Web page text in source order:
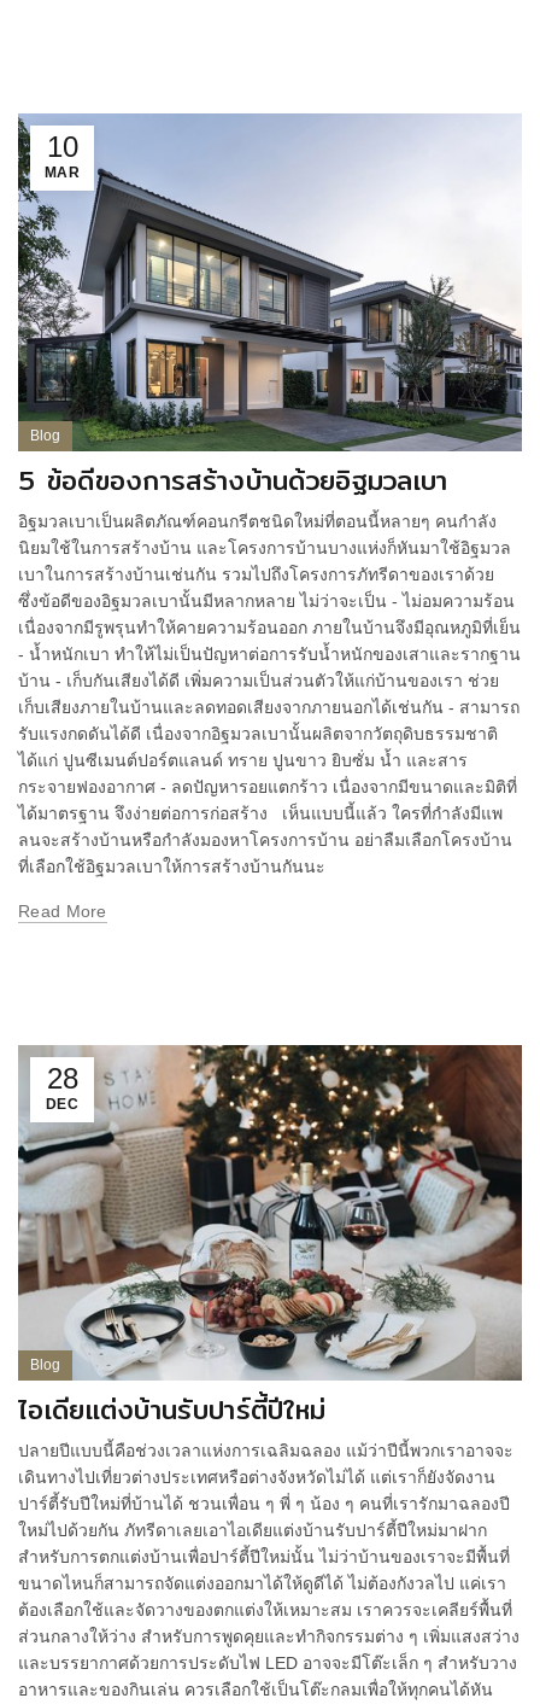
10
MAR
Blog
5 ข้อดีของการสร้างบ้านด้วยอิฐมวลเบา
อิฐมวลเบาเป็นผลิตภัณฑ์คอนกรีตชนิดใหม่ที่ตอนนี้หลายๆ คนกำลัง
นิยมใช้ในการสร้างบ้าน และโครงการบ้านบางแห่งก็หันมาใช้อิฐมวล
เบาในการสร้างบ้านเช่นกัน รวมไปถึงโครงการภัทรีดาของเราด้วย
ซึ่งข้อดีของอิฐมวลเบานั้นมีหลากหลาย ไม่ว่าจะเป็น - ไม่อมความร้อน
เนื่องจากมีรูพรุนทำให้คายความร้อนออก ภายในบ้านจึงมีอุณหภูมิที่เย็น
- น้ำหนักเบา ทำให้ไม่เป็นปัญหาต่อการรับน้ำหนักของเสาและรากฐาน
บ้าน - เก็บกันเสียงได้ดี เพิ่มความเป็นส่วนตัวให้แก่บ้านของเรา ช่วย
เก็บเสียงภายในบ้านและลดทอดเสียงจากภายนอกได้เช่นกัน - สามารถ
รับแรงกดดันได้ดี เนื่องจากอิฐมวลเบานั้นผลิตจากวัตถุดิบธรรมชาติ
ได้แก่ ปูนซีเมนต์ปอร์ตแลนด์ ทราย ปูนขาว ยิบซั่ม น้ำ และสาร
กระจายฟองอากาศ - ลดปัญหารอยแตกร้าว เนื่องจากมีขนาดและมิติที่
ได้มาตรฐาน จึงง่ายต่อการก่อสร้าง เห็นแบบนี้แล้ว ใครที่กำลังมีแพ
ลนจะสร้างบ้านหรือกำลังมองหาโครงการบ้าน อย่าลืมเลือกโครงบ้าน
ที่เลือกใช้อิฐมวลเบาให้การสร้างบ้านกันนะ
Read More
28
DEC
Blog
ไอเดียแต่งบ้านรับปาร์ตี้ปีใหม่
ปลายปีแบบนี้คือช่วงเวลาแห่งการเฉลิมฉลอง แม้ว่าปีนี้พวกเราอาจจะ
เดินทางไปเที่ยวต่างประเทศหรือต่างจังหวัดไม่ได้ แต่เราก็ยังจัดงาน
ปาร์ตี้รับปีใหม่ที่บ้านได้ ชวนเพื่อน ๆ พี่ ๆ น้อง ๆ คนที่เรารักมาฉลองปี
ใหม่ไปด้วยกัน ภัทรีดาเลยเอาไอเดียแต่งบ้านรับปาร์ตี้ปีใหม่มาฝาก
สำหรับการตกแต่งบ้านเพื่อปาร์ตี้ปีใหม่นั้น ไม่ว่าบ้านของเราจะมีพื้นที่
ขนาดไหนก็สามารถจัดแต่งออกมาได้ให้ดูดีได้ ไม่ต้องกังวลไป แค่เรา
ต้องเลือกใช้และจัดวางของตกแต่งให้เหมาะสม เราควรจะเคลียร์พื้นที่
ส่วนกลางให้ว่าง สำหรับการพูดคุยและทำกิจกรรมต่าง ๆ เพิ่มแสงสว่าง
และบรรยากาศด้วยการประดับไฟ LED อาจจะมีโต๊ะเล็ก ๆ สำหรับวาง
อาหารและของกินเล่น ควรเลือกใช้เป็นโต๊ะกลมเพื่อให้ทุกคนได้หัน